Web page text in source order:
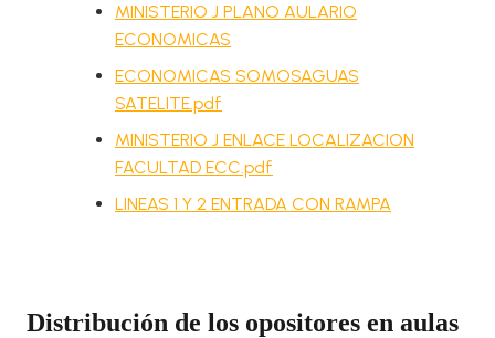
MINISTERIO J PLANO AULARIO
ECONOMICAS
ECONOMICAS SOMOSAGUAS
SATELITE.pdf
MINISTERIO J ENLACE LOCALIZACION
FACULTAD ECC.pdf
LINEAS 1 Y 2 ENTRADA CON RAMPA
Distribución de los opositores en aulas